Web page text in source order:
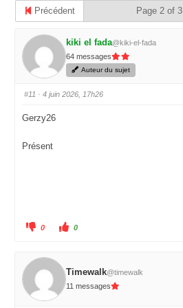
Précédent Page 2 of 3
kiki el fada@kiki-el-fada
64 messages
Auteur du sujet
#11 · 4 juin 2026, 17h26
Gerzy26
Présent
C
z
p
o
u
r
0
C
z
o
0
Timewalk@timewalk
11 messages